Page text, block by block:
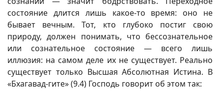
состояние длится лишь какое-то время: оно не
бывает вечным. Тот, кто глубоко постиг свою
природу, должен понимать, что бессознательное
или сознательное состояние — всего лишь
иллюзия: на самом деле их не существует. Реально
существует только Высшая Абсолютная Истина. В
«Бхагавад-гите» (9.4) Господь говорит об этом так: